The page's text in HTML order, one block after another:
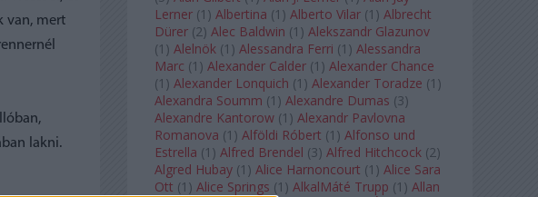
van, mert
lakni.
Lerner (1 ) Albertina (1 ) Alberto Vilar (1 ) Albrecht
Dürer (2) Alec Baldwin (1 ) Alekszandr Glazunov
(1 ) Alelnök (1 ) Alessandra Ferri (1 ) Alessandra
Marc (1 ) Alexander Calder (1 ) Alexander Chance
(1 ) Alexander Lonquich (1 ) Alexander Toradze (1 )
Alexandra Soumm (1 ) Alexandre Dumas (3)
Alexandre Kantorow (1 ) Alexandr Pavlovna
Romanova (1 ) Alföldi Róbert (1 ) Alfonso und
Estrella (1 ) Alfred Brendel (3) Alfred Hitchcock (2)
Algred Hubay (1 ) Alice Harnoncourt (1 ) Alice Sara
Ott (1 ) Alice Springs (1 ) AlkalMáté Trupp (1 ) Allan